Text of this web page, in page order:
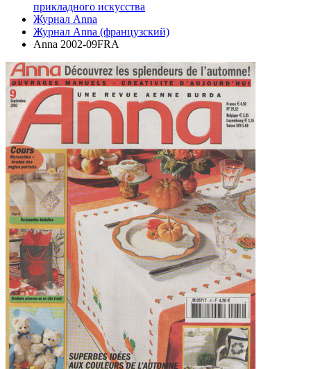
прикладного искусства
Журнал Anna
Журнал Anna (французский)
Anna 2002-09FRA